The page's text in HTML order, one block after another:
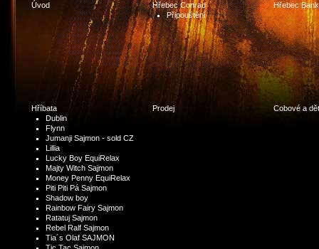
Úvod
Hřebec Conrad
Připouštění
Hřebec
Hříbata
Dublin
Flynn
Jumanji Sajmon - sold CZ
Lillia
Lucky Boy EquiRelax
Majty Witch Sajmon
Money Penny EquiRelax
Piti Piti Pá Sajmon
Shadow boy
Rainbow Fairy Sajmon
Ratatuj Sajmon
Rebel Ralf Sajmon
Tia´s Olaf SAJMON
Prodej Cobové a